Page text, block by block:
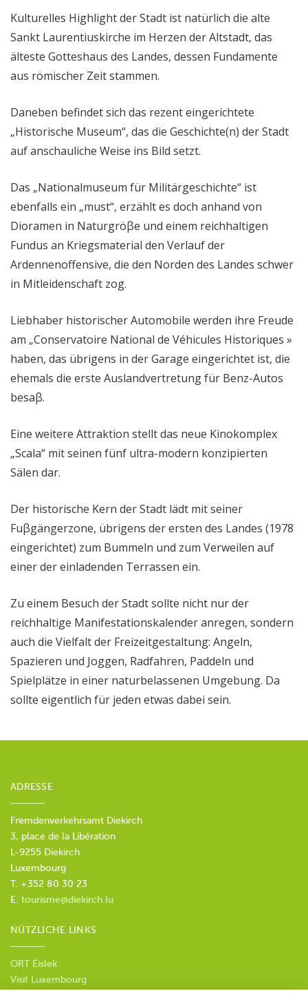
Kulturelles Highlight der Stadt ist natürlich die alte
Sankt Laurentiuskirche im Herzen der Altstadt, das
älteste Gotteshaus des Landes, dessen Fundamente
aus römischer Zeit stammen.
Daneben befindet sich das rezent eingerichtete
„Historische Museum“, das die Geschichte(n) der Stadt
auf anschauliche Weise ins Bild setzt.
Das „Nationalmuseum für Militärgeschichte“ ist
ebenfalls ein „must“, erzählt es doch anhand von
Dioramen in Naturgröβe und einem reichhaltigen
Fundus an Kriegsmaterial den Verlauf der
Ardennenoffensive, die den Norden des Landes schwer
in Mitleidenschaft zog.
Liebhaber historischer Automobile werden ihre Freude
am „Conservatoire National de Véhicules Historiques »
haben, das übrigens in der Garage eingerichtet ist, die
ehemals die erste Auslandvertretung für Benz-Autos
besaβ.
Eine weitere Attraktion stellt das neue Kinokomplex
„Scala“ mit seinen fünf ultra-modern konzipierten
Sälen dar.
Der historische Kern der Stadt lädt mit seiner
Fuβgängerzone, übrigens der ersten des Landes (1978
eingerichtet) zum Bummeln und zum Verweilen auf
einer der einladenden Terrassen ein.
Zu einem Besuch der Stadt sollte nicht nur der
reichhaltige Manifestationskalender anregen, sondern
auch die Vielfalt der Freizeitgestaltung: Angeln,
Spazieren und Joggen, Radfahren, Paddeln und
Spielplätze in einer naturbelassenen Umgebung. Da
sollte eigentlich für jeden etwas dabei sein.
ADRESSE
Fremdenverkehrsamt Diekirch
3, place de la Libération
L-9255 Diekirch
Luxembourg
T. +352 80 30 23
E. tourisme@diekirch.lu
NÜTZLICHE LINKS
ORT Éislek
Visit Luxembourg